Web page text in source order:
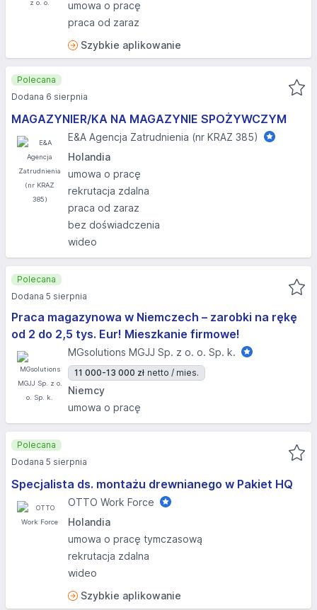
umowa o pracę
praca od zaraz
Szybkie aplikowanie
MAGAZYNIER/KA NA MAGAZYNIE SPOŻYWCZYM
E&A Agencja Zatrudnienia (nr KRAZ 385)
Holandia
umowa o pracę
rekrutacja zdalna
praca od zaraz
bez doświadczenia
wideo
Polecana
Dodana 6 sierpnia
Praca magazynowa w Niemczech – zarobki na rękę
od 2 do 2,5 tys. Eur! Mieszkanie firmowe!
MGsolutions MGJJ Sp. z o. o. Sp. k.
11 000-13 000 zł netto / mies.
Niemcy
umowa o pracę
Polecana
Dodana 5 sierpnia
Specjalista ds. montażu drewnianego w Pakiet HQ
OTTO Work Force
Holandia
umowa o pracę tymczasową
rekrutacja zdalna
wideo
Szybkie aplikowanie
Polecana
Dodana 5 sierpnia